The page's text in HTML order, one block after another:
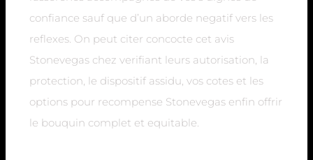
confiance sauf que d’un aborde negatif vers les
reflexes. On peut citer concocte cet avis
Stonevegas chez verifiant leurs autorisation, la
protection, le dispositif assidu, vos cotes et les
options pour recompense Stonevegas enfin offrir
le bouquin complet et equitable.